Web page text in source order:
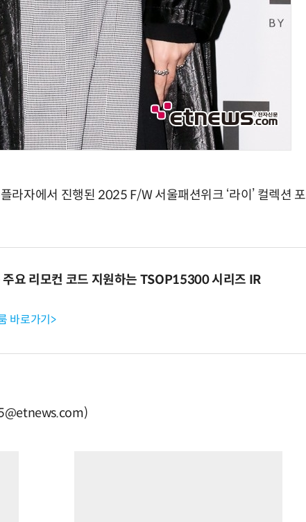
라자에서 진행된 2025 F/W 서울패션위크 ‘라이’ 컬렉션 포
주요 리모컨 코드 지원하는 TSOP15300 시리즈 IR
바로가기>